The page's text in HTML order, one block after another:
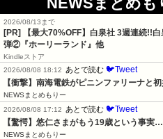
2026/08/13まで
[PR]
【最大70%OFF】白泉社 3週連続!!
弾②『ホーリーランド』他
Kindleストア
2026/08/08 18:12
あとで読む 🐦Tweet
【衝撃】南海電鉄がピニンファリーナと
NEWSまとめもりー
2026/08/08 17:12
あとで読む 🐦Tweet
【驚愕】悠仁さまがもう19歳という事
NEWSまとめもりー